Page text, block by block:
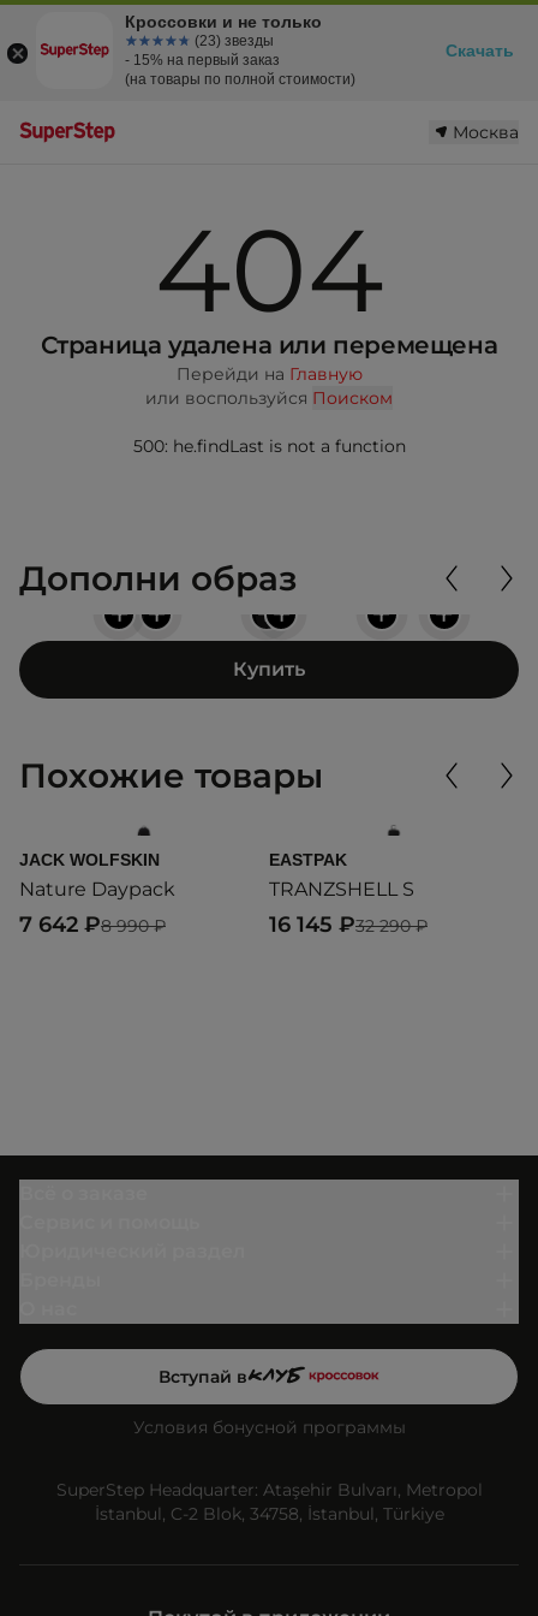
Москва
404
Страница удалена или перемещена
Перейди на Главную
или воспользуйся Поиском
500: he.findLast is not a function
Дополни образ
+
+
+ + +
+
Купить
Похожие товары
JACK WOLFSKIN
Nature Daypack
8 990 ₽
7 642 ₽
EASTPAK
TRANZSHELL S
32 290 ₽
16 145 ₽
Вступай в
Условия бонусной программы
SuperStep Headquarter: Ataşehir Bulvarı, Metropol
İstanbul, C-2 Blok, 34758, İstanbul, Türkiye
Кроссовки и не только
☆☆☆☆☆
★★★★★ (23) звезды
- 15% на первый заказ
(на товары по полной стоимости)
Скачать